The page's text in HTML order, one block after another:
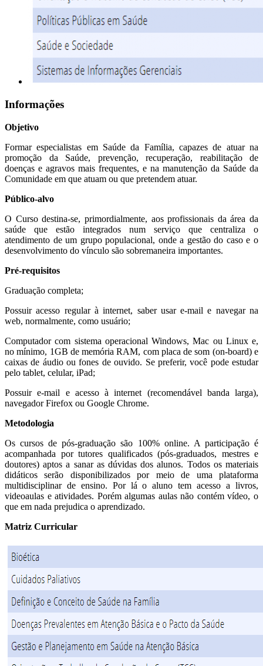
Informações
Objetivo
Formar especialistas em Saúde da Família, capazes de atuar na
promoção da Saúde, prevenção, recuperação, reabilitação de
doenças e agravos mais frequentes, e na manutenção da Saúde da
Comunidade em que atuam ou que pretendem atuar.
Público-alvo
O Curso destina-se, primordialmente, aos profissionais da área da
saúde que estão integrados num serviço que centraliza o
atendimento de um grupo populacional, onde a gestão do caso e o
desenvolvimento do vínculo são sobremaneira importantes.
Pré-requisitos
Graduação completa;
Possuir acesso regular à internet, saber usar e-mail e navegar na
web, normalmente, como usuário;
Computador com sistema operacional Windows, Mac ou Linux e,
no mínimo, 1GB de memória RAM, com placa de som (on-board) e
caixas de áudio ou fones de ouvido. Se preferir, você pode estudar
pelo tablet, celular, iPad;
Possuir e-mail e acesso à internet (recomendável banda larga),
navegador Firefox ou Google Chrome.
Metodologia
Os cursos de pós-graduação são 100% online. A participação é
acompanhada por tutores qualificados (pós-graduados, mestres e
doutores) aptos a sanar as dúvidas dos alunos. Todos os materiais
didáticos serão disponibilizados por meio de uma plataforma
multidisciplinar de ensino. Por lá o aluno tem acesso a livros,
videoaulas e atividades. Porém algumas aulas não contém vídeo, o
que em nada prejudica o aprendizado.
Matriz Curricular